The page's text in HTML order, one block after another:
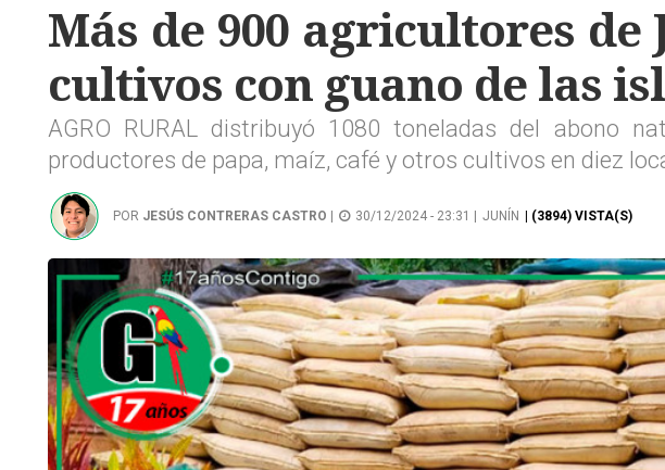
Más de 900 agricultores
cultivos con guano de las
AGRO RURAL distribuyó 1080 toneladas del abono
productores de papa, maíz, café y otros cultivos en diez
POR JESÚS CONTRERAS CASTRO 30/12/2024 - 23:31 | JUNÍN | (3894) VISTA(S)